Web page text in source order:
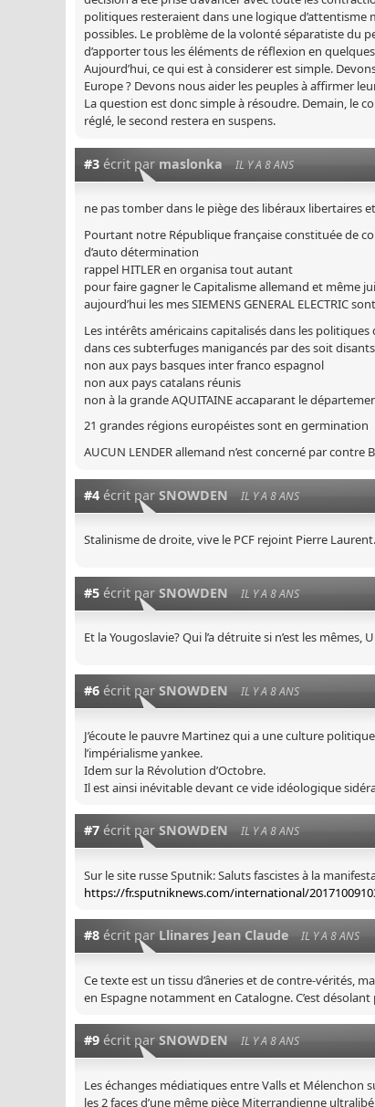
politiques resteraient dans une logique d’attentisme
possibles. Le problème de la volonté séparatiste du
d’apporter tous les éléments de réflexion en
Aujourd’hui, ce qui est à considerer est simple.
Europe ? Devons nous aider les peuples à affirmer
La question est donc simple à résoudre. Demain, le
réglé, le second restera en suspens.
#3 écrit par maslonka IL Y A 8 ANS
ne pas tomber dans le piège des libéraux libertaires
Pourtant notre République française constituée de
d’auto détermination
rappel HITLER en organisa tout autant
pour faire gagner le Capitalisme allemand et même
aujourd’hui les mes SIEMENS GENERAL
Les intérêts américains capitalisés dans les politiques
dans ces subterfuges manigancés par des soit
non aux pays basques inter franco espagnol
non aux pays catalans réunis
non à la grande AQUITAINE accaparant le
21 grandes régions européistes sont en germination
AUCUN LENDER allemand n’est concerné par contre
#4 écrit par SNOWDEN IL Y A 8 ANS
Stalinisme de droite, vive le PCF rejoint Pierre Laurent.
#5 écrit par SNOWDEN IL Y A 8 ANS
Et la Yougoslavie? Qui l’a détruite si n’est les
#6 écrit par SNOWDEN IL Y A 8 ANS
J’écoute le pauvre Martinez qui a une culture
l’impérialisme yankee.
Idem sur la Révolution d’Octobre.
Il est ainsi inévitable devant ce vide idéologique
#7 écrit par SNOWDEN IL Y A 8 ANS
Sur le site russe Sputnik: Saluts fascistes à la
https://fr.sputniknews.com/international/
#8 écrit par Llinares Jean Claude IL Y A 8 ANS
Ce texte est un tissu d’âneries et de contre-vérités,
en Espagne notamment en Catalogne. C’est désolant
#9 écrit par SNOWDEN IL Y A 8 ANS
Les échanges médiatiques entre Valls et Mélenchon
les 2 faces d’une même pièce Miterrandienne